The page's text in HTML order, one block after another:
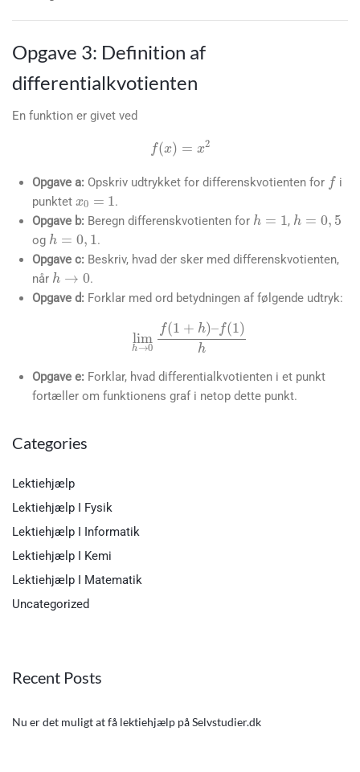
Opgave 3: Definition af
differentialkvotienten
En funktion er givet ved
f(x)=x2
Opgave a: Opskriv udtrykket for differenskvotienten for
i
punktet
x0=1
.
Opgave b: Beregn differenskvotienten for ,
og
h=0,1
.
Opgave c: Beskriv, hvad der sker med differenskvotienten,
når
h→0
.
Opgave d: Forklar med ord betydningen af følgende udtryk:
Opgave e: Forklar, hvad differentialkvotienten i et punkt
fortæller om funktionens graf i netop dette punkt.
Categories
Lektiehjælp
Lektiehjælp I Fysik
Lektiehjælp I Informatik
Lektiehjælp I Kemi
Lektiehjælp I Matematik
Uncategorized
Recent Posts
Nu er det muligt at få lektiehjælp på Selvstudier.dk